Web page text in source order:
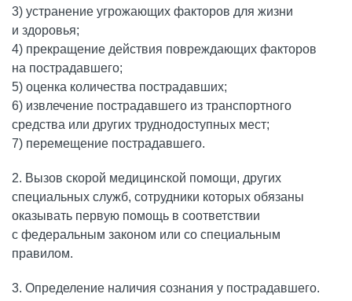
3) устранение угрожающих факторов для жизни
и здоровья;
4) прекращение действия повреждающих факторов
на пострадавшего;
5) оценка количества пострадавших;
6) извлечение пострадавшего из транспортного
средства или других труднодоступных мест;
7) перемещение пострадавшего.
2. Вызов скорой медицинской помощи, других
специальных служб, сотрудники которых обязаны
оказывать первую помощь в соответствии
с федеральным законом или со специальным
правилом.
3. Определение наличия сознания у пострадавшего.